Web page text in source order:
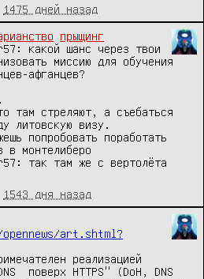
1475 дней назад
прыщинг
какой шанс через твои
миссию для обучения
афганцев?
там стреляют, а съебаться
литовскую визу.
попробовать поработать
в монтелиберо
так там же с вертолёта
1543 дня назад
art.shtml?
реализацией
поверх HTTPS" (DoH, DNS